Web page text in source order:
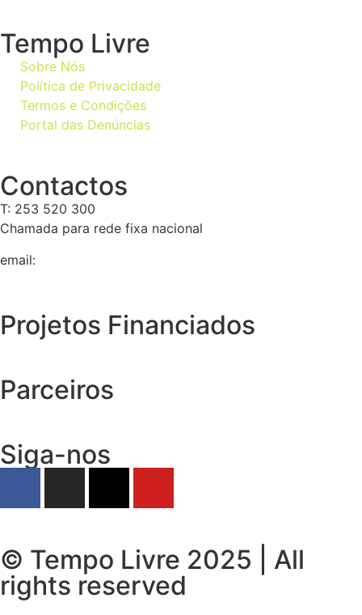
Tempo Livre
Sobre Nós
Política de Privacidade
Termos e Condições
Portal das Denúncias
Contactos
T: 253 520 300
Chamada para rede fixa nacional
email:
Projetos Financiados
Parceiros
Siga-nos
© Tempo Livre 2025 | All
rights reserved